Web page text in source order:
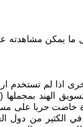
ما يمكن
اذا لم تستخدم
الهند
خاضت حربا على
من دول